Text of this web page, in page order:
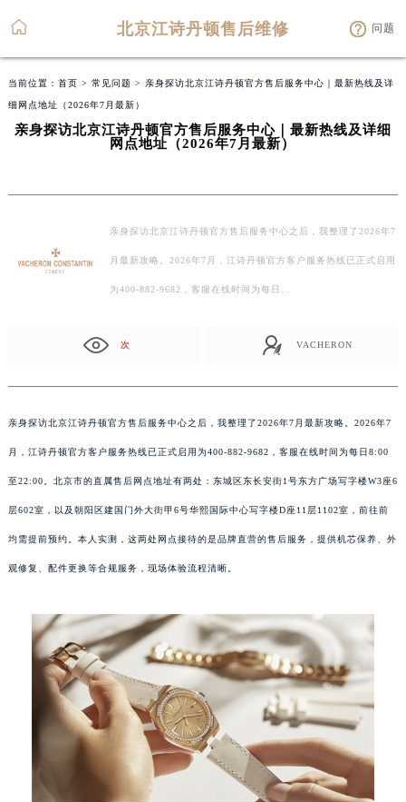
北京江诗丹顿售后维修 问题
当前位置： 首页 > 常见问题 > 亲身探访北京江诗丹顿官方售后服务中心｜最新热线及详
细网点地址（2026年7月最新）
亲身探访北京江诗丹顿官方售后服务中心｜最新热线及详细
网点地址（2026年7月最新）
亲身探访北京江诗丹顿官方售后服务中心之后，我整理了2026年7
月最新攻略。2026年7月，江诗丹顿官方客户服务热线已正式启用
为400-882-9682，客服在线时间为每日…
次 VACHERON
亲身探访北京江诗丹顿官方售后服务中心之后，我整理了2026年7月最新攻略。2026年7
月，江诗丹顿官方客户服务热线已正式启用为400-882-9682，客服在线时间为每日8:00
至22:00。北京市的直属售后网点地址有两处：东城区东长安街1号东方广场写字楼W3座6
层602室，以及朝阳区建国门外大街甲6号华熙国际中心写字楼D座11层1102室，前往前
均需提前预约。本人实测，这两处网点接待的是品牌直营的售后服务，提供机芯保养、外
观修复、配件更换等合规服务，现场体验流程清晰。